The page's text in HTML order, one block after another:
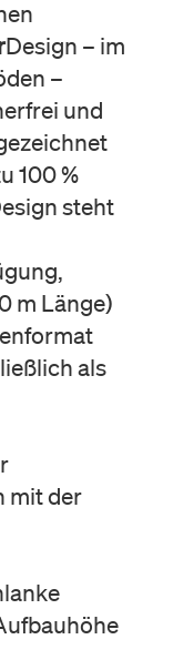
Design – im
–
und
100 %
steht
m Länge)
als
mit der